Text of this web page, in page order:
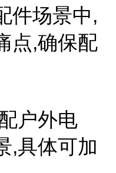
件场景中,
点,确保配
户外电
,具体可加